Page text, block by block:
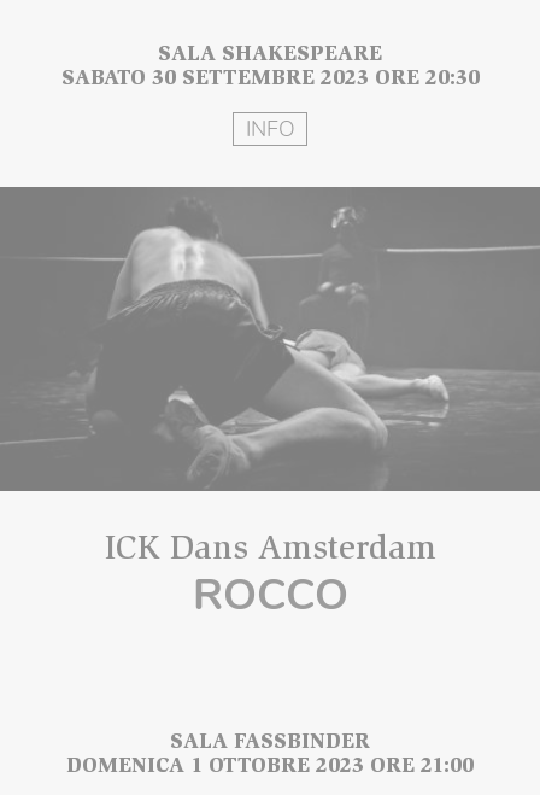
SALA SHAKESPEARE
SABATO 30 SETTEMBRE 2023 ORE 20:30
INFO
ICK Dans Amsterdam
ROCCO
SALA FASSBINDER
DOMENICA 1 OTTOBRE 2023 ORE 21:00